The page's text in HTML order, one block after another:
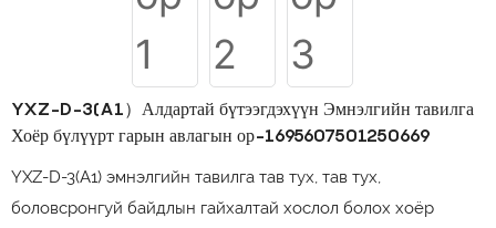
YXZ-D-3(A1）Алдартай бүтээгдэхүүн Эмнэлгийн тавилга
Хоёр бүлүүрт гарын авлагын ор-1695607501250669
YXZ-D-3(A1) эмнэлгийн тавилга тав тух, тав тух,
боловсронгуй байдлын гайхалтай хослол болох хоёр